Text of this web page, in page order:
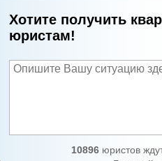
Хотите получить
юристам!
10896 юристов